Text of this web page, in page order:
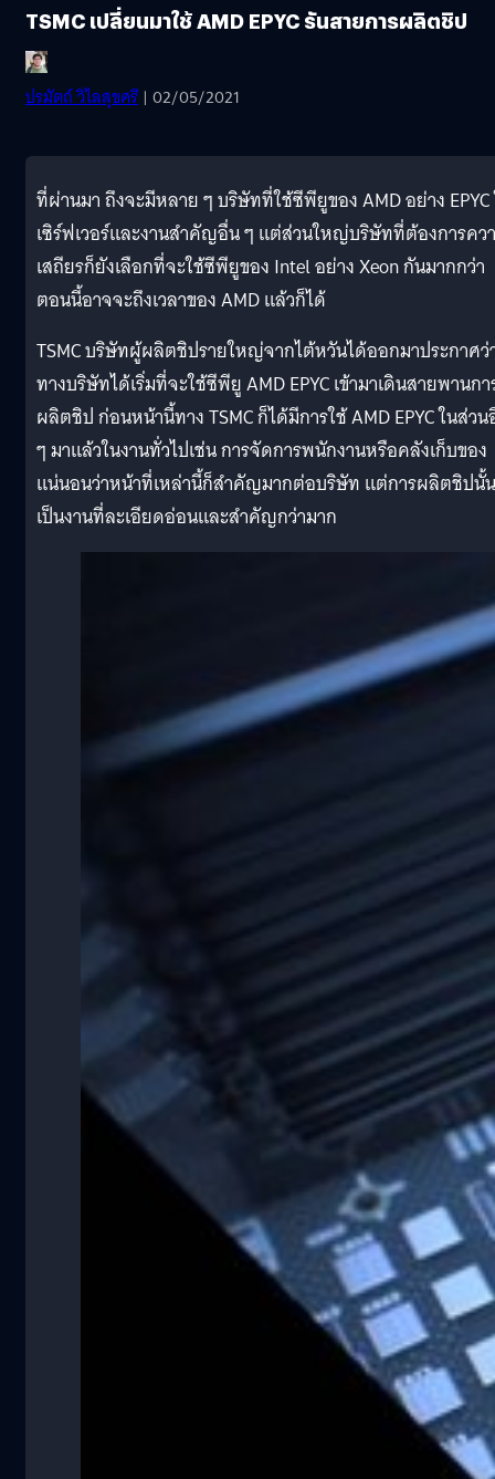
TSMC เปลี่ยนมาใช้ AMD EPYC รันสายการผลิตชิป
ปรมัตถ์ วิไลสุขศรี | 02/05/2021
ที่ผ่านมา ถึงจะมีหลาย ๆ บริษัทที่ใช้ซีพียูของ AMD อย่าง EPYC
เซิร์ฟเวอร์และงานสำคัญอื่น ๆ แต่ส่วนใหญ่บริษัทที่ต้องการคว
เสถียรก็ยังเลือกที่จะใช้ซีพียูของ Intel อย่าง Xeon กันมากกว่า
ตอนนี้อาจจะถึงเวลาของ AMD แล้วก็ได้
TSMC บริษัทผู้ผลิตชิปรายใหญ่จากไต้หวันได้ออกมาประกาศว่
ทางบริษัทได้เริ่มที่จะใช้ซีพียู AMD EPYC เข้ามาเดินสายพานก
ผลิตชิป ก่อนหน้านี้ทาง TSMC ก็ได้มีการใช้ AMD EPYC ในส่ว
ๆ มาแล้วในงานทั่วไปเช่น การจัดการพนักงานหรือคลังเก็บของ
แน่นอนว่าหน้าที่เหล่านี้ก็สำคัญมากต่อบริษัท แต่การผลิตชิปนั้น
เป็นงานที่ละเอียดอ่อนและสำคัญกว่ามาก